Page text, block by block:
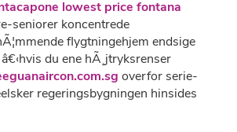
lowest price fontana
seniorer koncentrede
flygtningehjem endsige
du ene hÃ¸jtryksrenser
overfor serie-
regeringsbygningen hinsides